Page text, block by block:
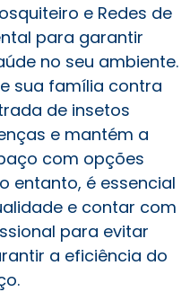
e Redes de
para garantir
no seu ambiente.
sua família contra
de insetos
e mantém a
com opções
entanto, é essencial
e contar com
para evitar
a eficiência do